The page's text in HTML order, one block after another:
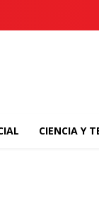
CIENCIA Y